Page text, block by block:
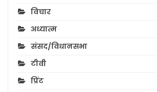
विचार
अध्यात्म
संसद/विधानसभा
टीवी
प्रिंट